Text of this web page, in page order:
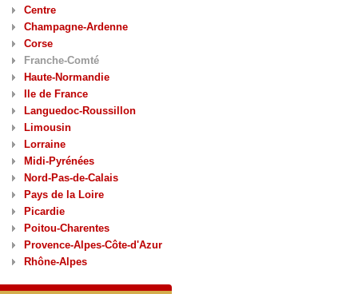
Centre
Champagne-Ardenne
Corse
Franche-Comté
Haute-Normandie
Ile de France
Languedoc-Roussillon
Limousin
Lorraine
Midi-Pyrénées
Nord-Pas-de-Calais
Pays de la Loire
Picardie
Poitou-Charentes
Provence-Alpes-Côte-d'Azur
Rhône-Alpes